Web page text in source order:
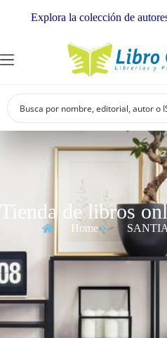
Explora la colección de autores
Tienda de libros
Home